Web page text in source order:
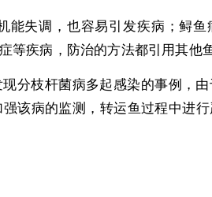
失调，也容易引发疾病；鲟鱼
疾病，防治的方法都引用其他
分枝杆菌病多起感染的事例，
该病的监测，转运鱼过程中进